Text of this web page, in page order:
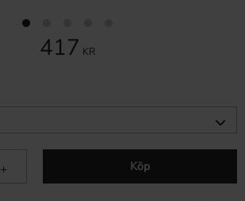
417 KR
+ Köp